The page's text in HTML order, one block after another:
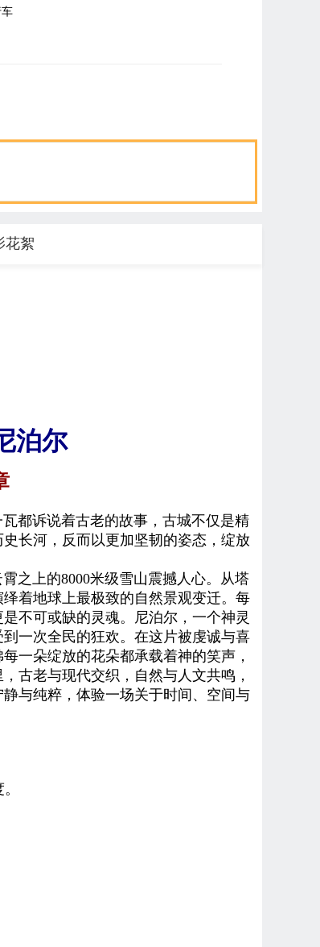
花絮
泊尔
都诉说着古老的故事，古城不仅是精
长河，反而以更加坚韧的姿态，绽放
之上的8000米级雪山震撼人心。从塔
着地球上最极致的自然景观变迁。每
不可或缺的灵魂。尼泊尔，一个神灵
一次全民的狂欢。在这片被虔诚与喜
一朵绽放的花朵都承载着神的笑声，
古老与现代交织，自然与人文共鸣，
与纯粹，体验一场关于时间、空间与